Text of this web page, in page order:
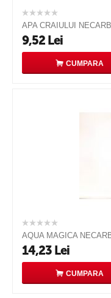
APA CRAIULUI
9,52 Lei
CUMPARA
AQUA MAGICA
14,23 Lei
CUMPARA